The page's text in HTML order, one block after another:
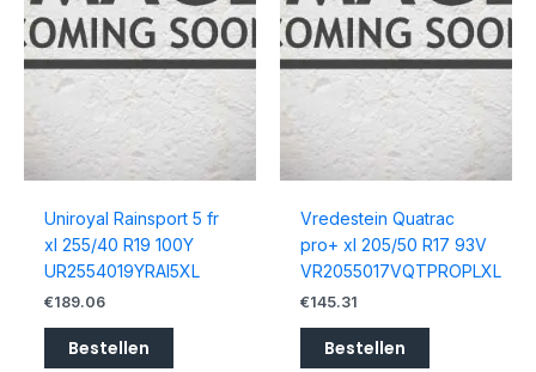
Uniroyal Rainsport 5 fr
xl 255/40 R19 100Y
UR2554019YRAI5XL
€189.06
Bestellen
Vredestein Quatrac
pro+ xl 205/50 R17 93V
VR2055017VQTPROPLXL
€145.31
Bestellen